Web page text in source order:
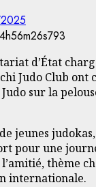
d’État
Judo Club ont
sur la
jeunes
pour une
thème
internationale.